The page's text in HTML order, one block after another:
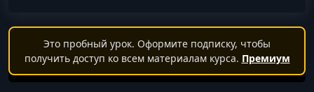
Это пробный урок. Оформите подписку, чтобы
получить доступ ко всем материалам курса. Премиум